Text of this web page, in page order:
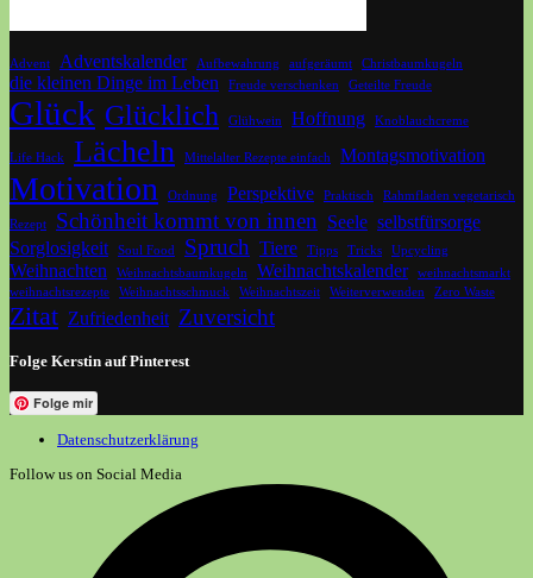
Advent Adventskalender Aufbewahrung aufgeräumt Christbaumkugeln
die kleinen Dinge im Leben Freude verschenken Geteilte Freude
Glück Glücklich Glühwein Hoffnung Knoblauchcreme
Life Hack Lächeln Mittelalter Rezepte einfach Montagsmotivation
Motivation Ordnung Perspektive Praktisch Rahmfladen vegetarisch
Rezept Schönheit kommt von innen Seele selbstfürsorge
Sorglosigkeit
Soul Food Spruch Tiere Tipps Tricks Upcycling
Weihnachten Weihnachtsbaumkugeln Weihnachtskalender
weihnachtsmarkt
weihnachtsrezepte
Weihnachtsschmuck Weihnachtszeit Weiterverwenden Zero Waste
Zitat Zufriedenheit Zuversicht
Folge Kerstin auf Pinterest
Folge mir
Datenschutzerklärung
Follow us on Social Media